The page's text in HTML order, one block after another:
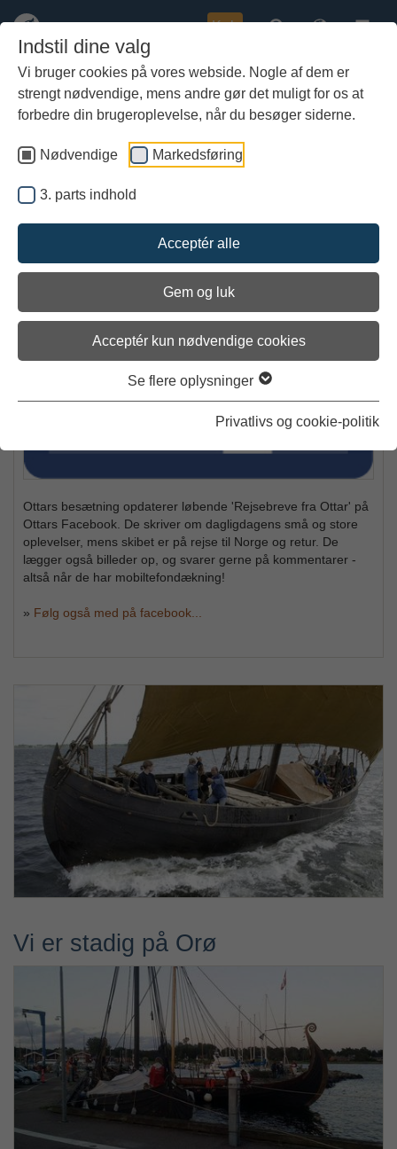
Indstil dine valg
Vi bruger cookies på vores webside. Nogle af dem er
strengt nødvendige, mens andre gør det muligt for os at
forbedre din brugeroplevelse, når du besøger siderne.
Nødvendige Markedsføring
3. parts indhold
Acceptér alle
Gem og luk
Acceptér kun nødvendige cookies
Se flere oplysninger
Privatlivs og cookie-politik
indhold
Køb
Læs rejsebreve fra Ottar
Ottars besætning opdaterer løbende 'Rejsebreve fra Ottar' på
Ottars Facebook. De skriver om dagligdagens små og store
oplevelser, mens skibet er på rejse til Norge og retur. De
lægger også billeder op, og svarer gerne på kommentarer -
altså når de har mobiltefondækning!
» Følg også med på facebook...
Vi er stadig på Orø